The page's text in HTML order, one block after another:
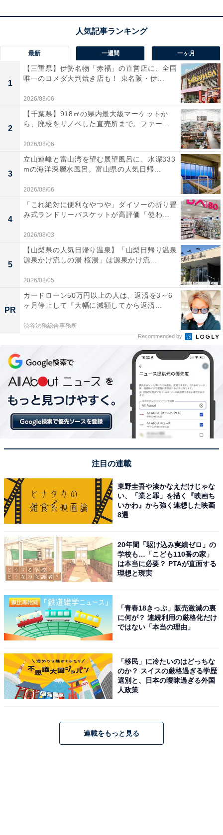
最新 一週間 一ヶ月
1
【三重県】伊勢名物「赤福」の直営店に、全国
唯一のコメダ大判焼き店も！ 東名阪・伊...
2026/08/06
2
【千葉県】918㎡の県内最大級マーケットか
ら、廃校をリノベした直売所まで。ファー...
2026/08/06
3
立山連峰と富山湾を望む展望風呂に、水深333
mの海洋深層水風呂。富山県の人気日帰...
2026/08/06
4
「これ絶対に便利なやつや」ダイソーの折り畳
み式ランドリーバスケットが高評価「使わ...
2026/08/03
5
【山梨県の人気日帰り温泉】「山梨日帰り温泉
源泉かけ流しの湯 桜湯」は源泉かけ流...
2026/08/05
PR
カードローン50万円以上の人は、返済を3～6
ヶ月停止して『大幅に減額してから返済...
渋谷法務総合事務所
Recommended by
注目の連載
東野圭吾や湊かなえだけじゃな
い、「業と罪」を描く『映画ち
いかわ』から強く連想した映画
8選
20年間「駆け込み実績ゼロ」の
学校も…「こども110番の家」
は本当に必要？ PTAが直面する
理想と現実
「青春18きっぷ」販売激減の裏
に何が？ 連続利用の厳格化だけ
ではない「本当の理由」
「移民」に冷たいのはどっちな
のか？ スイスの厳格過ぎる学歴
選別と、日本の曖昧過ぎる外国
人政策
連載をもっと見る